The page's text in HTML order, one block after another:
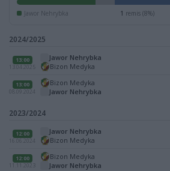
Jawor Nehrybka 1 remis (8%)
2024/2025
13:00
13.04.2025
Jawor Nehrybka
Bizon Medyka
13:00
08.09.2024
Bizon Medyka
Jawor Nehrybka
2023/2024
12:00
16.06.2024
Jawor Nehrybka
Bizon Medyka
12:00
11.11.2023
Bizon Medyka
Jawor Nehrybka